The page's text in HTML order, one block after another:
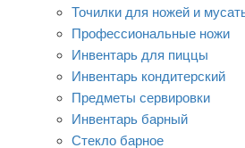
Точилки для ножей и
Профессиональные ножи
Инвентарь для пиццы
Инвентарь кондитерский
Предметы сервировки
Инвентарь барный
Стекло барное